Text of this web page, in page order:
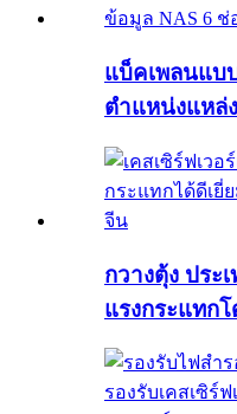
แบ็คเพลนแบ
ตำแหน่งแหล่
กวางตุ้ง ประ
แรงกระแทก